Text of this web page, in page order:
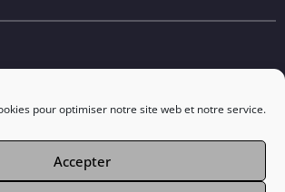
pour optimiser notre site web et notre service.
Accepter